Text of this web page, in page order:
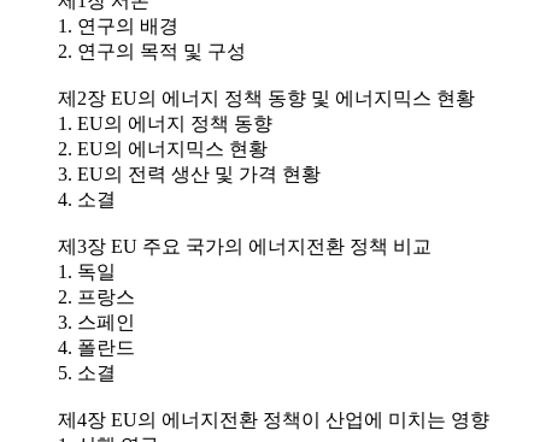
1. 연구의 배경
2. 연구의 목적 및 구성
제2장 EU의 에너지 정책 동향 및 에너지믹스 현황
1. EU의 에너지 정책 동향
2. EU의 에너지믹스 현황
3. EU의 전력 생산 및 가격 현황
4. 소결
제3장 EU 주요 국가의 에너지전환 정책 비교
1. 독일
2. 프랑스
3. 스페인
4. 폴란드
5. 소결
제4장 EU의 에너지전환 정책이 산업에 미치는 영향